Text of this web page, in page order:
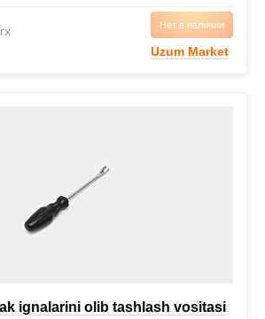
Нет в наличии
Uzum Market
ignalarini olib tashlash vositasi